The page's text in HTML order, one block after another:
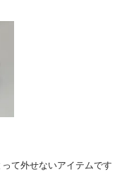
て外せないアイテムです